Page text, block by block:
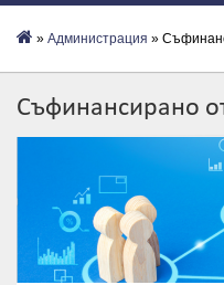
» Администрация »
Съфинансирано